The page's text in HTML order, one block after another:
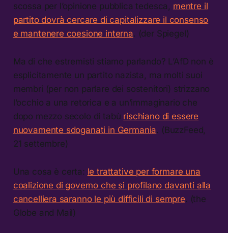
scossa per l’opinione pubblica tedesca, mentre il
partito dovrà cercare di capitalizzare il consenso
e mantenere coesione interna. (der Spiegel)
Ma di che estremisti stiamo parlando? L’AfD non è
esplicitamente un partito nazista, ma molti suoi
membri (per non parlare dei sostenitori) strizzano
l’occhio a una retorica e a un’immaginario che
dopo mezzo secolo di tabù rischiano di essere
nuovamente sdoganati in Germania. (BuzzFeed,
21 settembre)
Una cosa è certa: le trattative per formare una
coalizione di governo che si profilano davanti alla
cancelliera saranno le più difficili di sempre. (the
Globe and Mail)